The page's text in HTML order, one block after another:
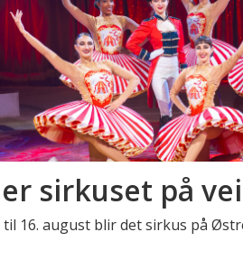
sirkuset på
til 16. august blir det sirkus på